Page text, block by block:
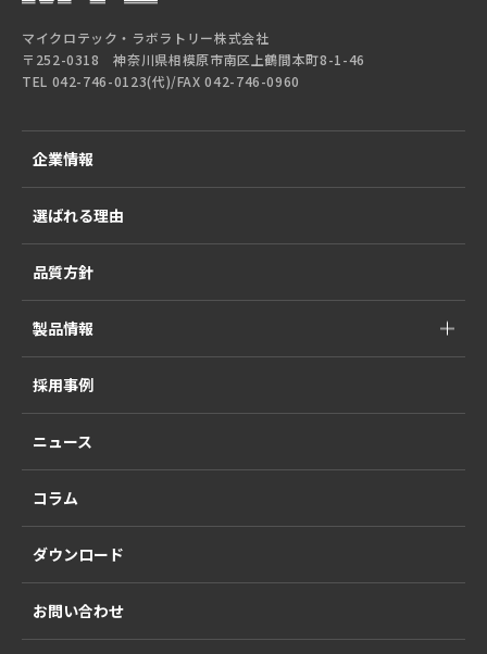
マイクロテック・ラボラトリー株式会社
〒252-0318 神奈川県相模原市南区上鶴間本町8-1-46
TEL 042-746-0123(代)/FAX 042-746-0960
企業情報
選ばれる理由
品質方針
製品情報
採用事例
ニュース
コラム
ダウンロード
お問い合わせ